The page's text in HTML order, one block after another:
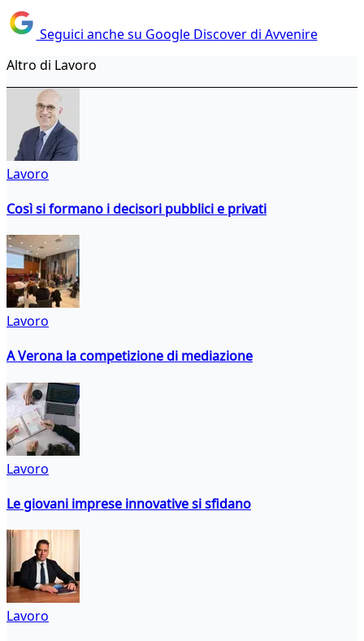
Seguici anche su Google Discover di Avvenire
Altro di Lavoro
Lavoro
Così si formano i decisori pubblici e privati
Lavoro
A Verona la competizione di mediazione
Lavoro
Le giovani imprese innovative si sfidano
Lavoro